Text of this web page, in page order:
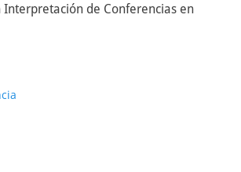
Interpretación de Conferencias en